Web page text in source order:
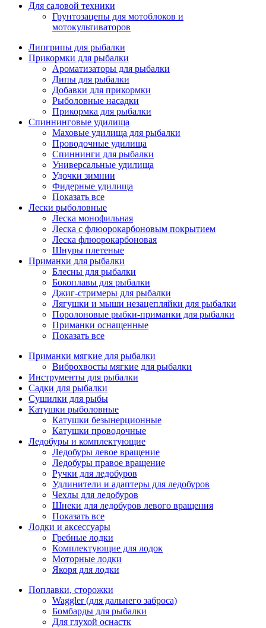
Для садовой техники
Грунтозацепы для мотоблоков и
мотокультиваторов
Липгрипы для рыбалки
Прикормки для рыбалки
Ароматизаторы для рыбалки
Дипы для рыбалки
Добавки для прикормки
Рыболовные насадки
Прикормка для рыбалки
Спиннинговые удилища
Маховые удилища для рыбалки
Проводочные удилища
Спиннинги для рыбалки
Универсальные удилища
Удочки зимнии
Фидерные удилища
Показать все
Лески рыболовные
Леска монофильная
Леска с флюорокарбоновым покрытием
Леска флюорокарбоновая
Шнуры плетеные
Приманки для рыбалки
Блесны для рыбалки
Бокоплавы для рыбалки
Джиг-стримеры для рыбалки
Лягушки и мыши незацепляйки для рыбалки
Поролоновые рыбки-приманки для рыбалки
Приманки оснащенные
Показать все
Приманки мягкие для рыбалки
Виброхвосты мягкие для рыбалки
Инструменты для рыбалки
Садки для рыбалки
Сушилки для рыбы
Катушки рыболовные
Катушки безынерционные
Катушки проводочные
Ледобуры и комплектующие
Ледобуры левое вращение
Ледобуры правое вращение
Ручки для ледобуров
Удлинители и адаптеры для ледобуров
Чехлы для ледобуров
Шнеки для ледобуров левого вращения
Показать все
Лодки и аксессуары
Гребные лодки
Комплектующие для лодок
Моторные лодки
Якоря для лодки
Поплавки, сторожки
Waggler (для дальнего заброса)
Бомбарды для рыбалки
Для глухой оснастк